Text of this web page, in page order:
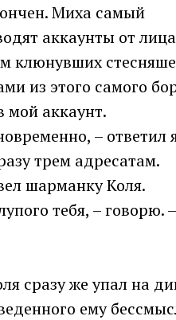
Миха самый
аккаунты от
клюнувших
из этого самого
мой аккаунт.
– ответил
трем адресатам.
шарманку Коля.
тебя, – говорю.
сразу же упал на
ему